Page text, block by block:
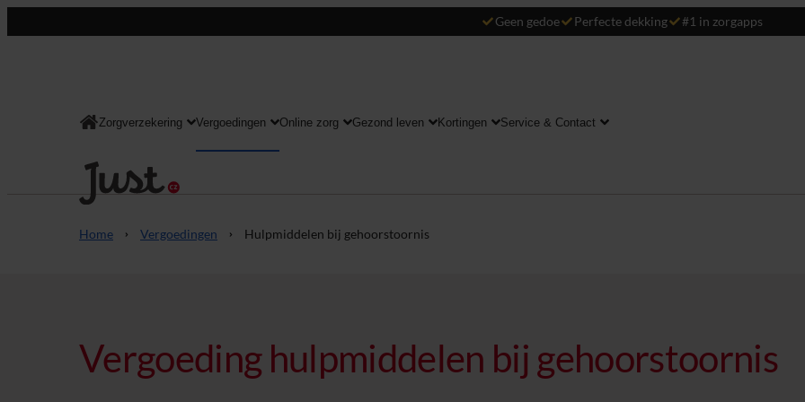
Geen gedoe Perfecte dekking #1 in zorgapps
Consument
Zorgverzekering Vergoedingen Online zorg Gezond leven Kortingen Service & Contact
Home Vergoedingen Hulpmiddelen bij gehoorstoornis
Vergoeding hulpmiddelen bij gehoorstoornis